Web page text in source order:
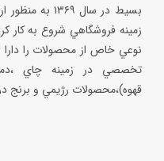
بسيط در سال
زمينه فروشگاهي شروع به كار
نوعي خاص از محصولات را
تخصصي در زمينه چاي
قهوه)،محصولات رژيمي و برنج